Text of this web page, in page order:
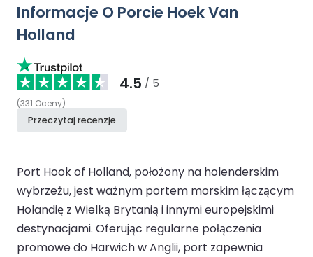
Informacje O Porcie Hoek Van
Holland
4.5 / 5
(331 Oceny)
Przeczytaj recenzje
Port Hook of Holland, położony na holenderskim
wybrzeżu, jest ważnym portem morskim łączącym
Holandię z Wielką Brytanią i innymi europejskimi
destynacjami. Oferując regularne połączenia
promowe do Harwich w Anglii, port zapewnia